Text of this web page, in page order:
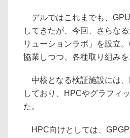
デルではこれまでも、
してきたが、今回、さらな
リューションラボ」を設立
協業しつつ、各種取り組みを
中核となる検証施設には
しており、HPCやグラフィ
た。
HPC向けとしては、